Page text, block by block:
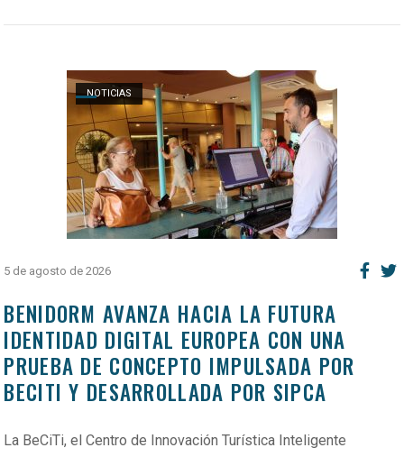
NOTICIAS
Open post
5 de agosto de 2026
BENIDORM AVANZA HACIA LA FUTURA
IDENTIDAD DIGITAL EUROPEA CON UNA
PRUEBA DE CONCEPTO IMPULSADA POR
BECITI Y DESARROLLADA POR SIPCA
La BeCiTi, el Centro de Innovación Turística Inteligente